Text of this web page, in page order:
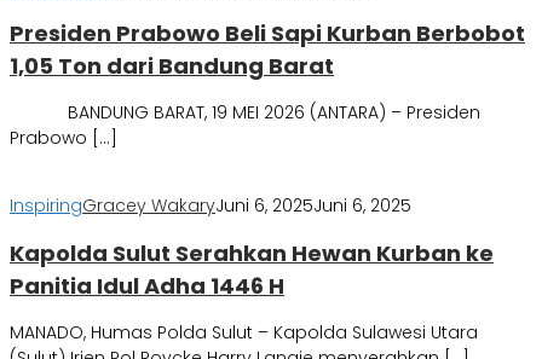
Presiden Prabowo Beli Sapi Kurban Berbobot
1,05 Ton dari Bandung Barat
BANDUNG BARAT, 19 MEI 2026 (ANTARA) – Presiden
Prabowo […]
InspiringGracey WakaryJuni 6, 2025Juni 6, 2025
Kapolda Sulut Serahkan Hewan Kurban ke
Panitia Idul Adha 1446 H
MANADO, Humas Polda Sulut – Kapolda Sulawesi Utara